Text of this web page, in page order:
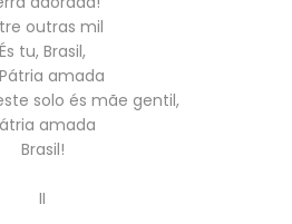
outras mil
És tu, Brasil,
amada
solo és mãe gentil,
amada
Brasil!
II